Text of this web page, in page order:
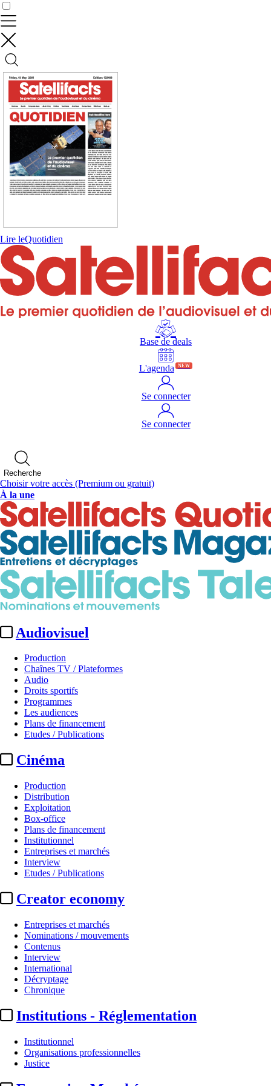
Lire leQuotidien
Base de deals
L'agenda NEW
Se connecter
Se connecter
Recherche
Choisir votre accès (Premium ou gratuit)
À la une
Audiovisuel
Production
Chaînes TV / Plateformes
Audio
Droits sportifs
Programmes
Les audiences
Plans de financement
Etudes / Publications
Cinéma
Production
Distribution
Exploitation
Box-office
Plans de financement
Institutionnel
Entreprises et marchés
Interview
Etudes / Publications
Creator economy
Entreprises et marchés
Nominations / mouvements
Contenus
Interview
International
Décryptage
Chronique
Institutions - Réglementation
Institutionnel
Organisations professionnelles
Justice
Contrôler vos données